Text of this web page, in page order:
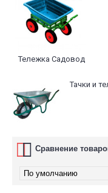
Тележка Садовод
Тачки и
Сравнение